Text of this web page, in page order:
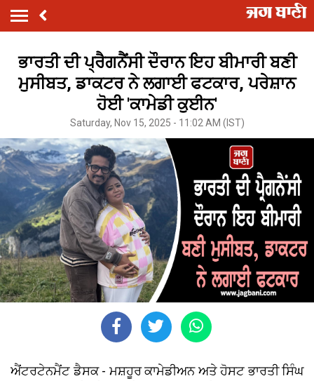
ਭਾਰਤੀ ਦੀ ਪ੍ਰੈਗਨੈਂਸੀ ਦੌਰਾਨ ਇਹ ਬੀਮਾਰੀ ਬਣੀ
ਮੁਸੀਬਤ, ਡਾਕਟਰ ਨੇ ਲਗਾਈ ਫਟਕਾਰ, ਪਰੇਸ਼ਾਨ
ਹੋਈ 'ਕਾਮੇਡੀ ਕੁਈਨ'
Saturday, Nov 15, 2025 - 11:02 AM (IST)
ਐਂਟਰਟੇਨਮੈਂਟ ਡੈਸਕ - ਮਸ਼ਹੂਰ ਕਾਮੇਡੀਅਨ ਅਤੇ ਹੋਸਟ ਭਾਰਤੀ ਸਿੰਘ